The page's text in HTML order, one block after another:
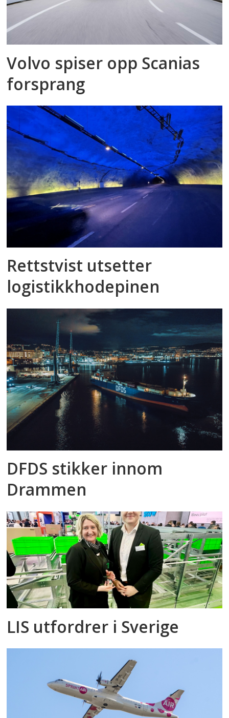
Volvo spiser opp Scanias
forsprang
Rettstvist utsetter
logistikkhodepinen
DFDS stikker innom
Drammen
LIS utfordrer i Sverige